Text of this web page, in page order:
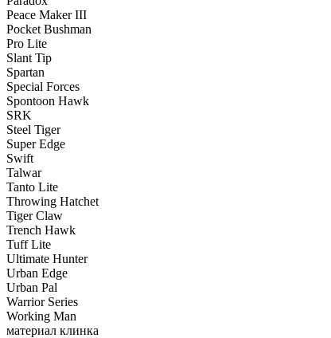
Peace Maker III
Pocket Bushman
Pro Lite
Slant Tip
Spartan
Special Forces
Spontoon Hawk
SRK
Steel Tiger
Super Edge
Swift
Talwar
Tanto Lite
Throwing Hatchet
Tiger Claw
Trench Hawk
Tuff Lite
Ultimate Hunter
Urban Edge
Urban Pal
Warrior Series
Working Man
материал клинка